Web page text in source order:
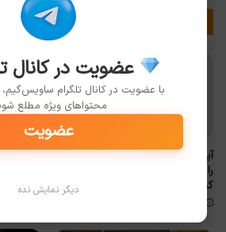
آیا می‌توانید کنترلر ایکس‌باکس وان
را به ایکس‌باکس ایکس/اس متصل
کنید؟
هر آنچه
01-29
عضویت در کانال
با عضویت در کانال تلگرام ساویس‌گیم،
محتواهای ویژه مطلع
عضویت
دیگر نمایش نده